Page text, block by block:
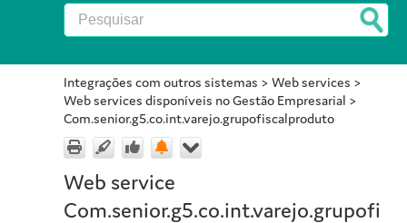
Integrações com outros sistemas > Web services >
Web services disponíveis no Gestão Empresarial >
Com.senior.g5.co.int.varejo.grupofiscalproduto
Web service
Com.senior.g5.co.int.varejo.grupofi